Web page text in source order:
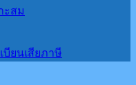
ะสม
บียนเสียภาษี